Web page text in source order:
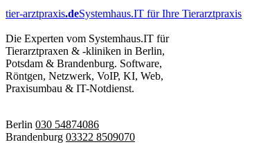
tier-arztpraxis.deSystemhaus.IT für Ihre Tierarztpraxis
Die Experten vom Systemhaus.IT für
Tierarztpraxen & -kliniken in Berlin,
Potsdam & Brandenburg. Software,
Röntgen, Netzwerk, VoIP, KI, Web,
Praxisumbau & IT-Notdienst.
Berlin 030 54874086
Brandenburg 03322 8509070